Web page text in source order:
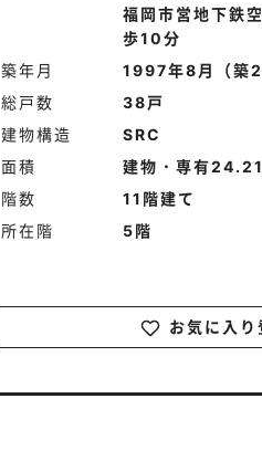
福岡市営地下鉄
歩10分
築年月
1997年8月（築
総戸数
38戸
建物構造
SRC
面積
建物・専有
階数
11階建て
所在階
5階
お気に入り